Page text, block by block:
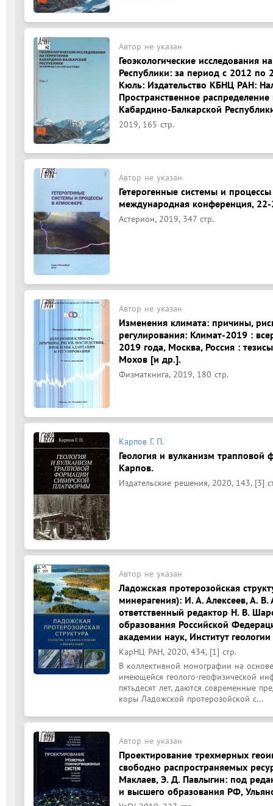
Автор не указан
Геоэкологические исследования
Республики: за период с 2012
Кюль: Издательство КБНЦ РАН:
Пространственное
Кабардино-Балкарской
2019, 165 стр.
Автор не указан
Гетерогенные системы и
международная конференция,
Астерион, 2019, 347 стр.
Автор не указан
Изменения климата: причины,
регулирования: Климат-2019 :
2019 года, Москва, Россия :
Мохов [и др.].
Физматкнига, 2019, 180 стр.
Карпов Г. П.
Геология и вулканизм
Карпов.
Издательские решения, 2020, 143, [3]
Автор не указан
Ладожская протерозойская
минерагения): И. А. Алексеев, А.
ответственный редактор Н. В.
образования Российской
академии наук, Институт
КарНЦ РАН, 2020, 434, [1] стр.
В коллективной монографии на
имеющейся геолого-геофизической
пятьдесят лет, даются современные
коры Ладожской протерозойской с...
Автор не указан
Проектирование трехмерных
свободно распространяемых
Маклаев, Э. Д. Павлыгин: под
и высшего образования РФ,